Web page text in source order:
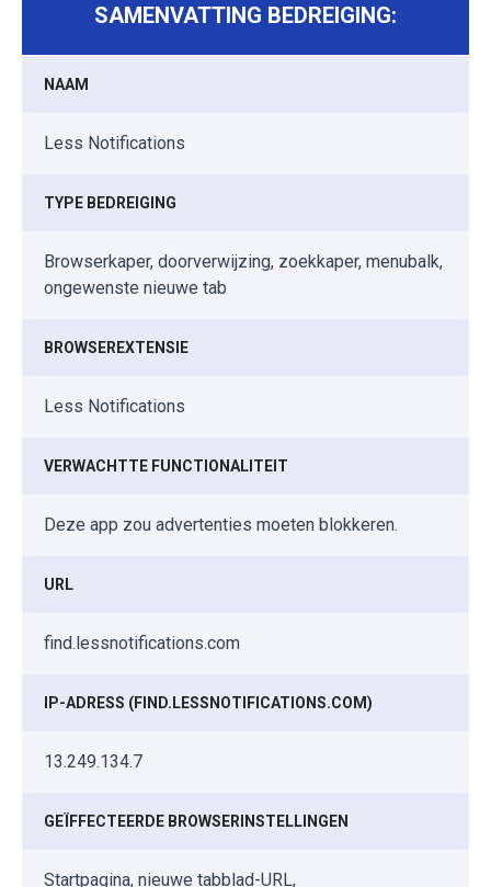
SAMENVATTING BEDREIGING:
NAAM
Less Notifications
TYPE BEDREIGING
Browserkaper, doorverwijzing, zoekkaper, menubalk,
ongewenste nieuwe tab
BROWSEREXTENSIE
Less Notifications
VERWACHTTE FUNCTIONALITEIT
Deze app zou advertenties moeten blokkeren.
URL
find.lessnotifications.com
IP-ADRESS (FIND.LESSNOTIFICATIONS.COM)
13.249.134.7
GEÏFFECTEERDE BROWSERINSTELLINGEN
Startpagina, nieuwe tabblad-URL,